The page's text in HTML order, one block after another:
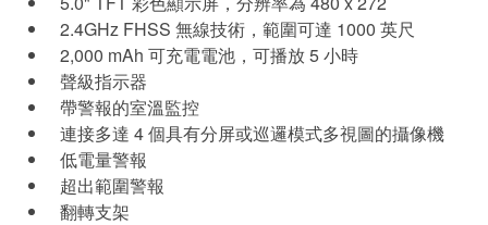
2.4GHz FHSS 無線技術，範圍可達 1000 英尺
2,000 mAh 可充電電池，可播放 5 小時
聲級指示器
帶警報的室溫監控
連接多達 4 個具有分屏或巡邏模式多視圖的攝像機
低電量警報
超出範圍警報
翻轉支架